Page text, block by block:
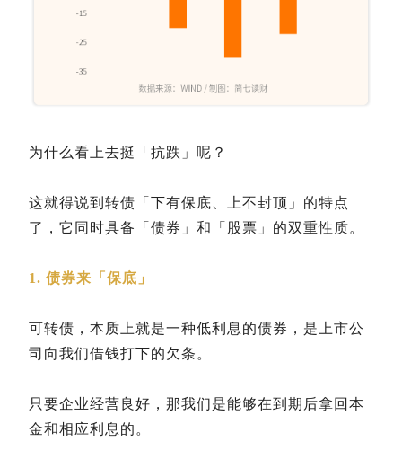
为什么看上去挺「抗跌」呢？
这就得说到转债「下有保底、上不封顶」的特点
了，它同时具备「债券」和「股票」的双重性质。
1. 债券来「保底」
可转债，本质上就是一种低利息的债券，是上市公
司向我们借钱打下的欠条。
只要企业经营良好，那我们是能够在到期后拿回本
金和相应利息的。